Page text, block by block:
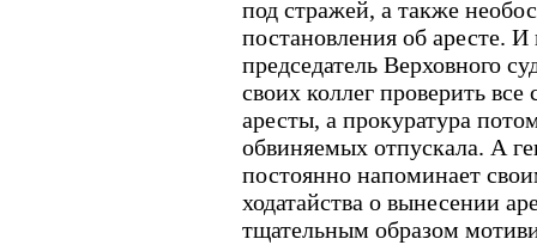
под стражей, а также
постановления об аресте. И
председатель Верховного
своих коллег проверить
аресты, а прокуратура
обвиняемых отпускала. А
постоянно напоминает
ходатайства о вынесении
тщательным образом